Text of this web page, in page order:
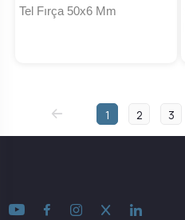
Tel Fırça 50x6 Mm
1 2 3